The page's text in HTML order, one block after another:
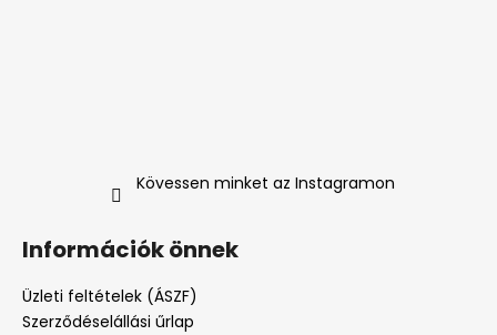
Kövessen minket az Instagramon
Információk önnek
Üzleti feltételek (ÁSZF)
Szerződéselállási űrlap